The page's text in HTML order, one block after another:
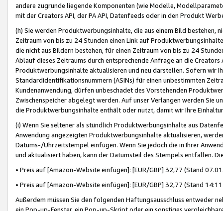
andere zugrunde liegende Komponenten (wie Modelle,
mit der Creators API, der PA API, Datenfeeds oder in den Produkt
(h) Sie werden Produktwerbungsinhalte, die aus einem Bild bestehen,
Zeitraum von bis zu 24 Stunden einen Link auf
die nicht aus Bildern bestehen, für einen Zeitraum von bis zu 24
Ablauf dieses Zeitraums durch entsprechende Anfrage an die
Produktwerbungsinhalte aktualisieren und neu darstellen. Sofern wir
Standardidentifikationsnummern (ASINs) für einen unbestimmten
Kundenanwendung, dürfen unbeschadet des Vorstehenden
Zwischenspeicher abgelegt werden. Auf unser Verlangen werden Sie
die Produktwerbungsinhalte enthält oder nutzt, damit wir Ihre
(i) Wenn Sie seltener als stündlich Produktwerbungsinhalte aus
Anwendung angezeigten Produktwerbungsinhalte aktualisieren,
Datums-/Uhrzeitstempel einfügen. Wenn Sie jedoch die in Ihrer
und aktualisiert haben, kann der Datumsteil des Stempels entfallen.
• Preis auf [Amazon-Website einfügen]: [EUR/GBP] 32,77 (Stand
• Preis auf [Amazon-Website einfügen]: [EUR/GBP] 32,77 (Stand
Außerdem müssen Sie den folgenden Haftungsausschluss entweder
ein Pop-up-Fenster, ein Pop-up-Skript oder ein sonstiges